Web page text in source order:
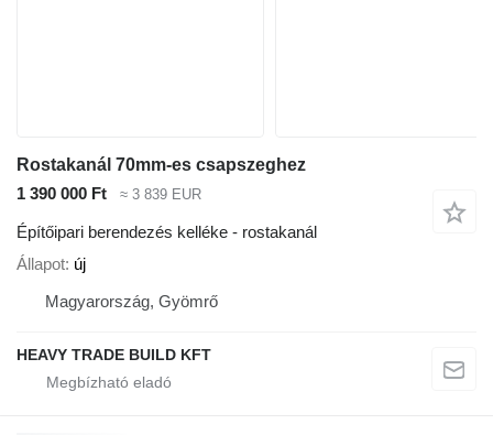
Rostakanál 70mm-es csapszeghez
1 390 000 Ft
≈ 3 839 EUR
Építőipari berendezés kelléke - rostakanál
Állapot új
Magyarország, Gyömrő
HEAVY TRADE BUILD KFT